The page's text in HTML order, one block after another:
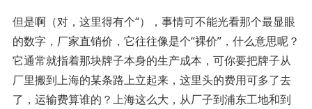
但是啊（对，这里得有个“），事情可不能光看那个最显眼
的数字，厂家直销价，它往往像是个“裸价”，什么意思呢？
它通常就指着那块牌子本身的生产成本，可你要把牌子从
厂里搬到上海的某条路上立起来，这里头的费用可多了去
了，运输费算谁的？上海这么大，从厂子到浦东工地和到